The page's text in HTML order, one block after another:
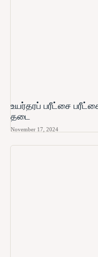
உயர்தரப் பரீட்சை
தடை
November 17, 2024